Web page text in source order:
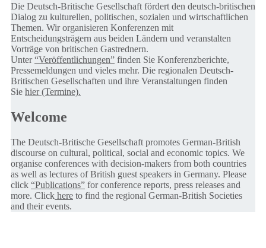
Die Deutsch-Britische Gesellschaft fördert den deutsch-britischen
Dialog zu kulturellen, politischen, sozialen und wirtschaftlichen
Themen. Wir organisieren Konferenzen mit
Entscheidungsträgern aus beiden Ländern und veranstalten
Vorträge von britischen Gastrednern.
Unter“Veröffentlichungen” finden Sie Konferenzberichte,
Pressemeldungen und vieles mehr. Die regionalen Deutsch-
Britischen Gesellschaften und ihre Veranstaltungen finden
Sie hier (Termine).
Welcome
The Deutsch-Britische Gesellschaft promotes German-British
discourse on cultural, political, social and economic topics. We
organise conferences with decision-makers from both countries
as well as lectures of British guest speakers in Germany. Please
click “Publications” for conference reports, press releases and
more. Click here to find the regional German-British Societies
and their events.